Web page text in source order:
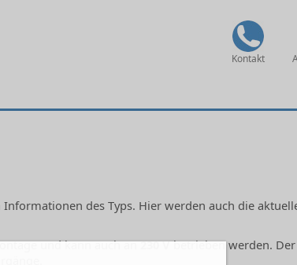
Kontakt
des Typs. Hier werden auch die
und kann auch an230 Vbetrieben werden.